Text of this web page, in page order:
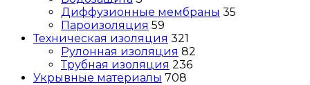
Диффузионные мембраны 35
Пароизоляция 59
Техническая изоляция 321
Рулонная изоляция 82
Трубная изоляция 236
Укрывные материалы 708